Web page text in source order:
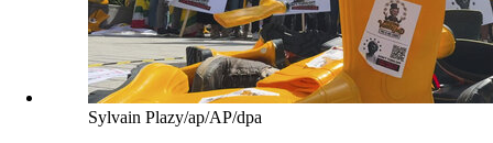
Sylvain Plazy/ap/AP/dpa